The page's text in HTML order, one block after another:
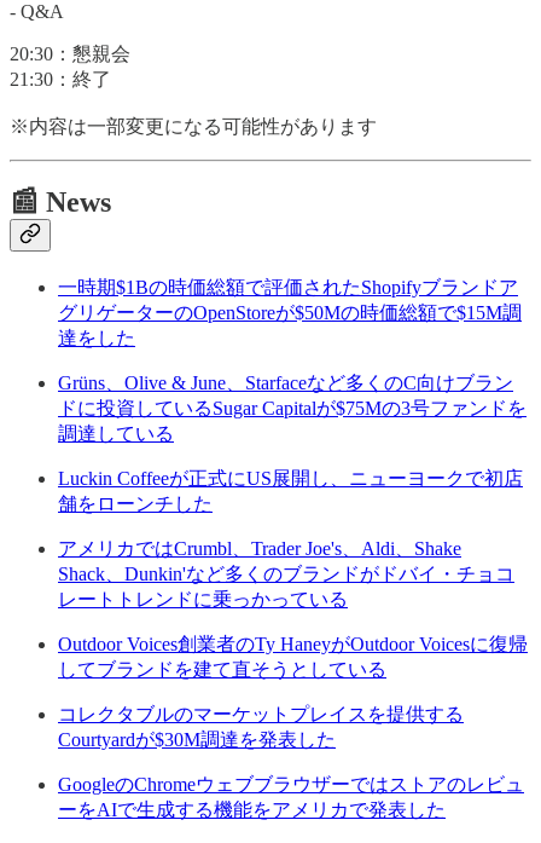
- Q&A
20:30：懇親会
21:30：終了
※内容は一部変更になる可能性があります
📰 News
一時期$1Bの時価総額で評価されたShopifyブランドア
グリゲーターのOpenStoreが$50Mの時価総額で$15M調
達をした
Grüns、Olive & June、Starfaceなど多くのC向けブラン
ドに投資しているSugar Capitalが$75Mの3号ファンドを
調達している
Luckin Coffeeが正式にUS展開し、ニューヨークで初店
舗をローンチした
アメリカではCrumbl、Trader Joe's、Aldi、Shake
Shack、Dunkin'など多くのブランドがドバイ・チョコ
レートトレンドに乗っかっている
Outdoor Voices創業者のTy HaneyがOutdoor Voicesに復帰
してブランドを建て直そうとしている
コレクタブルのマーケットプレイスを提供する
Courtyardが$30M調達を発表した
GoogleのChromeウェブブラウザーではストアのレビュ
ーをAIで生成する機能をアメリカで発表した